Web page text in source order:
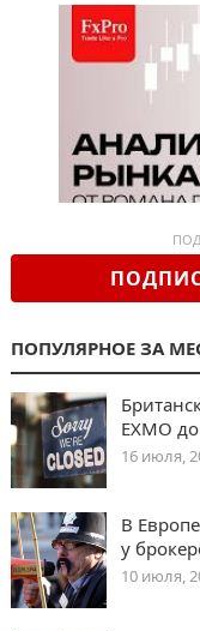
ПОПУЛЯРНОЕ ЗА
EXMO
16 июля,
В
у
10 июля,